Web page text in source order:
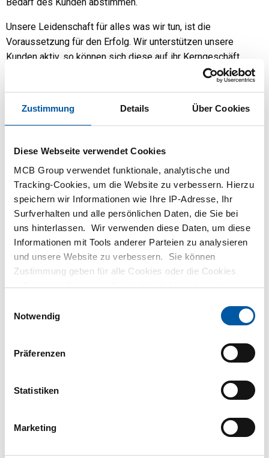
Zustimmung Details Über Cookies
Diese Webseite verwendet Cookies
MCB Group verwendet funktionale, analytische und
Tracking-Cookies, um die Website zu verbessern. Hierzu
speichern wir Informationen wie Ihre IP-Adresse, Ihr
Surfverhalten und alle persönlichen Daten, die Sie bei
uns hinterlassen. Wir verwenden diese Daten, um diese
Informationen mit Tools anderer Parteien zu analysieren
und unsere Website zu verbessern. Sie können
Zustimmung geben für alle Cookies oder die Cookies
selbst einstellen, wenn Sie nicht möchten, dass wir
Informationen zu den von uns gespeicherten Cookies und
den Parteien mit denen wir zusammenarbeiten, finden
hier
unsere Richtlinien an.
Notwendig
Präferenzen
Statistiken
Marketing
Bedarf des Kunden abstimmen.
Unsere Leidenschaft für alles was wir tun, ist die
Voraussetzung für den Erfolg. Wir unterstützen unsere
Kunden aktiv, so können sich diese auf ihr Kerngeschäft
unsere Kunden. Gemeinsam bringen wir Ihr Unternehmen auf
eine höhere Ebene.
MCB ist im niederländischen Valkenswaard zuhause und hat
Verkaufs- und Beratungsstellen in Deutschland und Belgien.
Wir beschäftigen täglich mehr als 900 Mitarbeiter.
Mission
MCB leistet einen Beitrag zur Verstärkung der
nachhaltigen Konkurrenzfähigkeit der
Fertigungsindustrie.
Wissen und Können unterscheiden. Bei Kunden, Partnern
: Optimierung der Lieferkettenproduktivität
(Effektivität und Effizienz), Produkteigenschaften und
Lösungen im Bereich Metall, Logistik, Anarbeitung und
: die Kapazität, um auf dem (globalen) Markt
individuelle und außergewöhnliche Produkte und